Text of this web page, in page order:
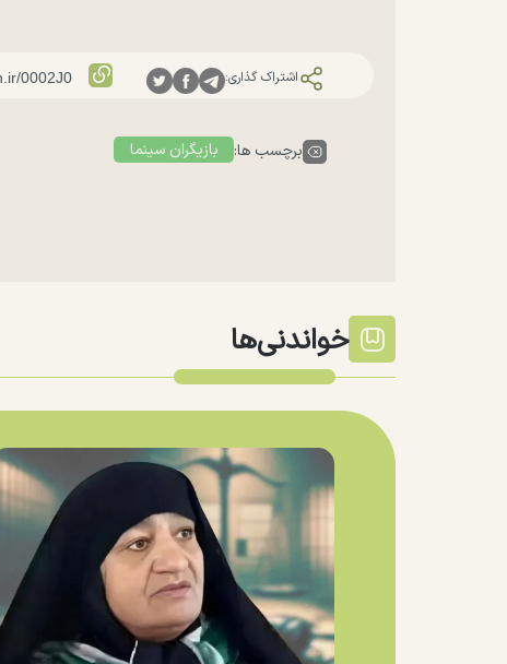
اشتراک گذاری:
برچسب ها: بازیگران سینما
خواندنی‌ها